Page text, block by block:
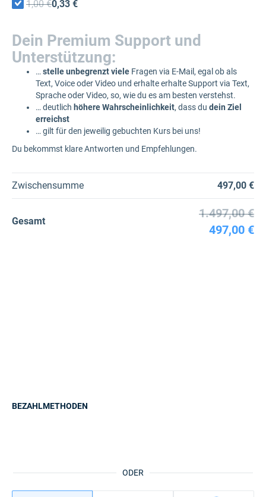
1,00 €0,33 €
Dein Premium Support und
Unterstützung:
… stelle unbegrenzt viele Fragen via E-Mail, egal ob als
Text, Voice oder Video und erhalte erhalte Support via Text,
Sprache oder Video, so, wie du es am besten verstehst.
… deutlich höhere Wahrscheinlichkeit, dass du dein Ziel
erreichst
… gilt für den jeweilig gebuchten Kurs bei uns!
Du bekommst klare Antworten und Empfehlungen.
Zwischensumme 497,00 €
Gesamt
1.497,00 €
497,00 €
ODER
BEZAHLMETHODEN